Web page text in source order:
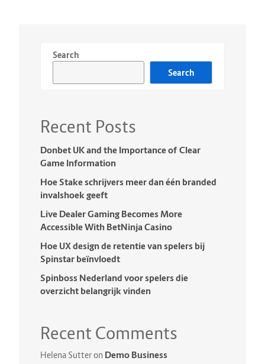
Search
Search
Recent Posts
Donbet UK and the Importance of Clear
Game Information
Hoe Stake schrijvers meer dan één branded
invalshoek geeft
Live Dealer Gaming Becomes More
Accessible With BetNinja Casino
Hoe UX design de retentie van spelers bij
Spinstar beïnvloedt
Spinboss Nederland voor spelers die
overzicht belangrijk vinden
Recent Comments
Helena Sutteron Demo Business